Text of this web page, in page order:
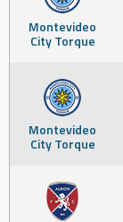
Montevideo
City Torque
Montevideo
City Torque